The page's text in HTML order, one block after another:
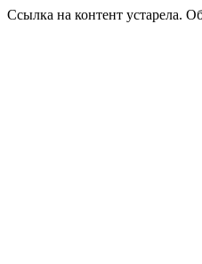
Ссылка на контент устарела.